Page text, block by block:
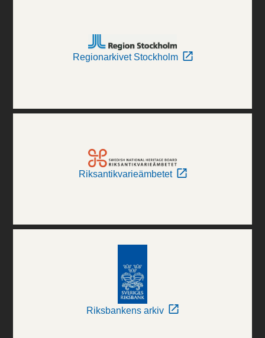
Regionarkivet Stockholm
Riksantikvarieämbetet
Riksbankens arkiv